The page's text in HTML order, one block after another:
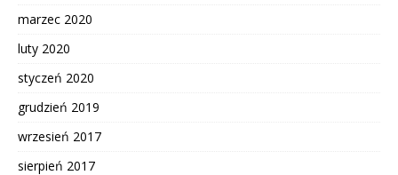
marzec 2020
luty 2020
styczeń 2020
grudzień 2019
wrzesień 2017
sierpień 2017